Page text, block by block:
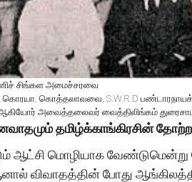
சிங்கள அமைச்சரவை
கொத்தலாவவை, S.W.R.D
அவைத்தலைவர் வைத்திலிங்கம்
தமிழ்க்காங்கிரசின்
ஆட்சி மொழியாக
விவாதத்தின் போது